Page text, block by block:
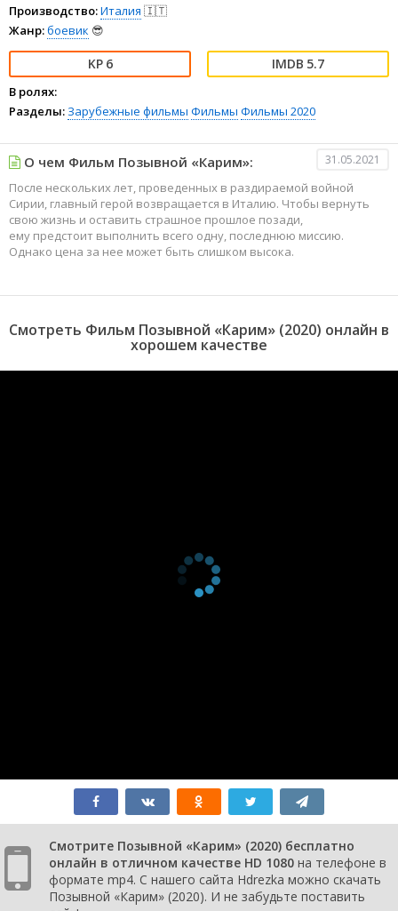
Производство:Италия 🇮🇹
Жанр:боевик 😎
6 5.7
В ролях:
Разделы: Зарубежные фильмы Фильмы Фильмы 2020
О чем Фильм Позывной «Карим»: 31.05.2021
После нескольких лет, проведенных в раздираемой войной
Сирии, главный герой возвращается в Италию. Чтобы вернуть
свою жизнь и оставить страшное прошлое позади,
ему предстоит выполнить всего одну, последнюю миссию.
Однако цена за нее может быть слишком высока.
Смотреть Фильм Позывной «Карим» (2020) онлайн в
хорошем качестве
Смотрите Позывной «Карим» (2020) бесплатно
онлайн в отличном качестве HD 1080 на телефоне в
формате mp4. С нашего сайта Hdrezka можно скачать
Позывной «Карим» (2020). И не забудьте поставить